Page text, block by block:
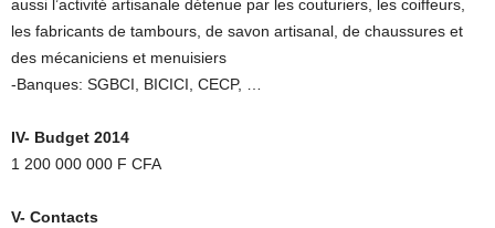
aussi l’activité artisanale détenue par les couturiers, les coiffeurs,
les fabricants de tambours, de savon artisanal, de chaussures et
des mécaniciens et menuisiers
-Banques: SGBCI, BICICI, CECP, …
IV- Budget 2014
1 200 000 000 F CFA
V- Contacts